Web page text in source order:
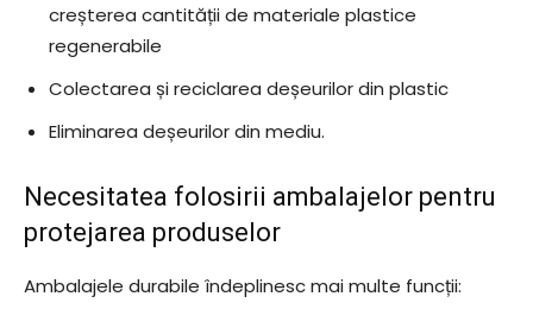
creșterea cantității de materiale plastice
regenerabile
Colectarea și reciclarea deșeurilor din plastic
Eliminarea deșeurilor din mediu.
Necesitatea folosirii ambalajelor pentru
protejarea produselor
Ambalajele durabile îndeplinesc mai multe funcții: